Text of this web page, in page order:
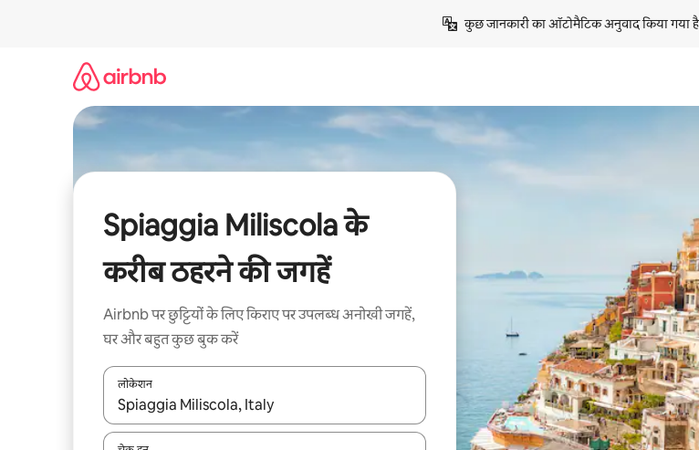
कुछ जानकारी का ऑटोमैटिक अनुवाद किया गया
Spiaggia Miliscola के
करीब ठहरने की जगहें
Airbnb पर छुट्टियों के लिए किराए पर उपलब्ध अनोखी जगहें,
घर और बहुत कुछ बुक करें
लोकेशन
नतीजों के उपलब्ध होने पर, अप और डाउन 'ऐरो की' का इस्तेमाल करके नेविगेट करें या टच या फिर स्वाइप जेस्चर का इस्तेमाल